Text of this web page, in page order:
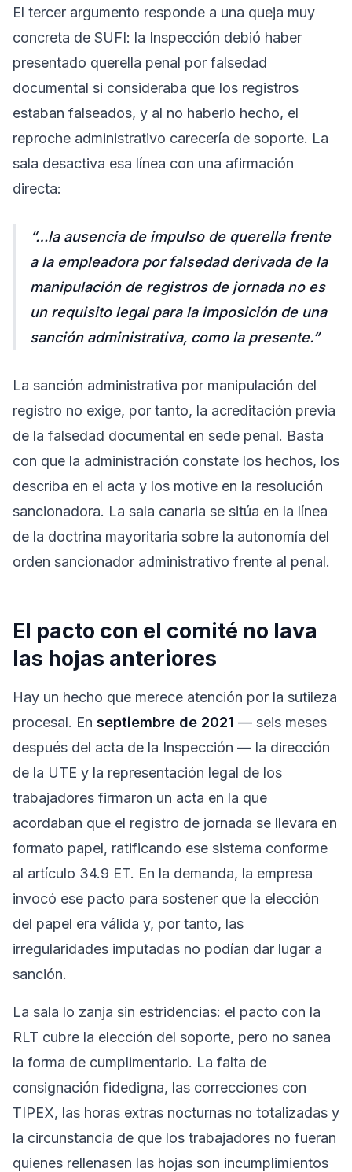
El tercer argumento responde a una queja muy
concreta de SUFI: la Inspección debió haber
presentado querella penal por falsedad
documental si consideraba que los registros
estaban falseados, y al no haberlo hecho, el
reproche administrativo carecería de soporte. La
sala desactiva esa línea con una afirmación
directa:
“…la ausencia de impulso de querella frente
a la empleadora por falsedad derivada de la
manipulación de registros de jornada no es
un requisito legal para la imposición de una
sanción administrativa, como la presente.”
La sanción administrativa por manipulación del
registro no exige, por tanto, la acreditación previa
de la falsedad documental en sede penal. Basta
con que la administración constate los hechos, los
describa en el acta y los motive en la resolución
sancionadora. La sala canaria se sitúa en la línea
de la doctrina mayoritaria sobre la autonomía del
orden sancionador administrativo frente al penal.
El pacto con el comité no lava
las hojas anteriores
Hay un hecho que merece atención por la sutileza
procesal. En septiembre de 2021 — seis meses
después del acta de la Inspección — la dirección
de la UTE y la representación legal de los
trabajadores firmaron un acta en la que
acordaban que el registro de jornada se llevara en
formato papel, ratificando ese sistema conforme
al artículo 34.9 ET. En la demanda, la empresa
invocó ese pacto para sostener que la elección
del papel era válida y, por tanto, las
irregularidades imputadas no podían dar lugar a
sanción.
La sala lo zanja sin estridencias: el pacto con la
RLT cubre la elección del soporte, pero no sanea
la forma de cumplimentarlo. La falta de
consignación fidedigna, las correcciones con
TIPEX, las horas extras nocturnas no totalizadas y
la circunstancia de que los trabajadores no fueran
quienes rellenasen las hojas son incumplimientos